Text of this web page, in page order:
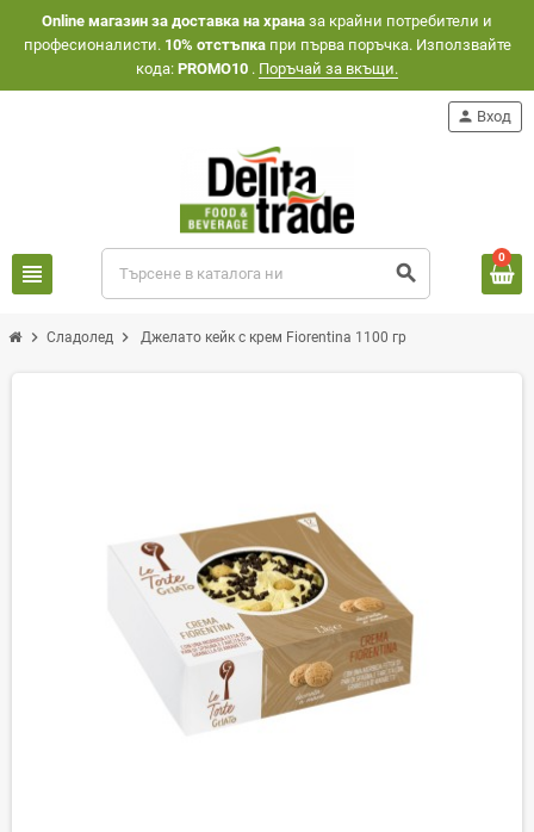
Оnline магазин за доставка на храна за крайни потребители и
професионалисти. 10% отстъпкапри първа поръчка. Използвайте
кода: PROMO10 . Поръчай за вкъщи.
view_headline search
person Вход
0
chevron_right Сладолед chevron_right Джелато кейк с крем Fiorentina 1100 гр